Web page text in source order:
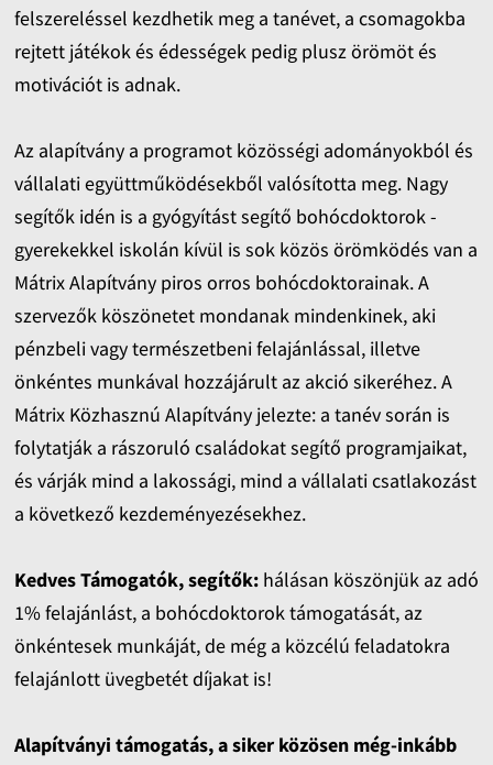
felszereléssel kezdhetik meg a tanévet, a csomagokba
rejtett játékok és édességek pedig plusz örömöt és
motivációt is adnak.
Az alapítvány a programot közösségi adományokból és
vállalati együttműködésekből valósította meg. Nagy
segítők idén is a gyógyítást segítő bohócdoktorok -
gyerekekkel iskolán kívül is sok közös örömködés van a
Mátrix Alapítvány piros orros bohócdoktorainak. A
szervezők köszönetet mondanak mindenkinek, aki
pénzbeli vagy természetbeni felajánlással, illetve
önkéntes munkával hozzájárult az akció sikeréhez. A
Mátrix Közhasznú Alapítvány jelezte: a tanév során is
folytatják a rászoruló családokat segítő programjaikat,
és várják mind a lakossági, mind a vállalati csatlakozást
a következő kezdeményezésekhez.
Kedves Támogatók, segítők:hálásan köszönjük az adó
1% felajánlást, a bohócdoktorok támogatását, az
önkéntesek munkáját, de még a közcélú feladatokra
felajánlott üvegbetét díjakat is!
Alapítványi támogatás, a siker közösen még-inkább